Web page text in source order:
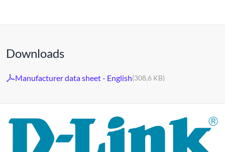
Downloads
Manufacturer data sheet - English(308,6 KB)